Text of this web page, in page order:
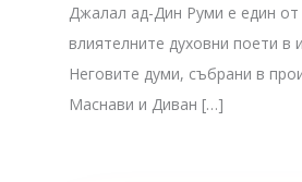
Джалал ад-Дин Руми е един от
влиятелните духовни поети в
Неговите думи, събрани в
Маснави и Диван […]